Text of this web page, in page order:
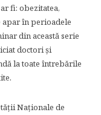
fi: obezitatea,
apar în perioadele
din această serie
doctori şi
la toate întrebările
Naţionale de